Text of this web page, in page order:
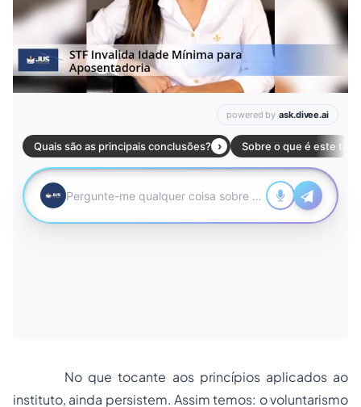
No que tocante aos princípiosaplicados ao
instituto, ainda persistem. Assim temos: o voluntarismo